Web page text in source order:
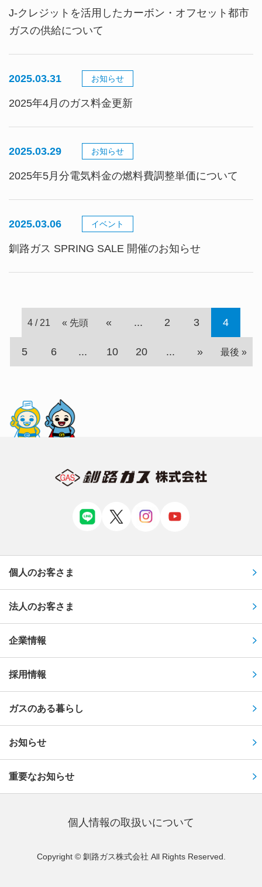
J-クレジットを活用したカーボン・オフセット都市
ガスの供給について
2025.03.31 お知らせ
2025年4月のガス料金更新
2025.03.29 お知らせ
2025年5月分電気料金の燃料費調整単価について
2025.03.06 イベント
釧路ガス SPRING SALE 開催のお知らせ
4 / 21 « 先頭 « ... 2 3 4
5 6 ... 10 20 ... » 最後 »
個人のお客さま
法人のお客さま
企業情報
採用情報
ガスのある暮らし
お知らせ
重要なお知らせ
個⼈情報の取扱いについて
Copyright © 釧路ガス株式会社 All Rights Reserved.